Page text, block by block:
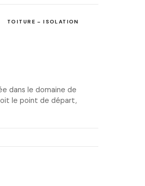
TOITURE – ISOLATION
dans le domaine de
le point de départ,